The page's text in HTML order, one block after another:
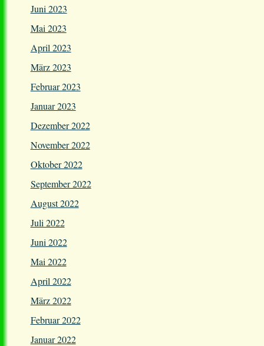
Juni 2023
Mai 2023
April 2023
März 2023
Februar 2023
Januar 2023
Dezember 2022
November 2022
Oktober 2022
September 2022
August 2022
Juli 2022
Juni 2022
Mai 2022
April 2022
März 2022
Februar 2022
Januar 2022